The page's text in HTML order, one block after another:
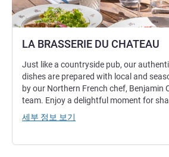
LA BRASSERIE DU CHATEAU
Just like a countryside pub, our
dishes are prepared with local and
by our Northern French chef, Benjamin
team. Enjoy a delightful moment for
세부 정보 보기